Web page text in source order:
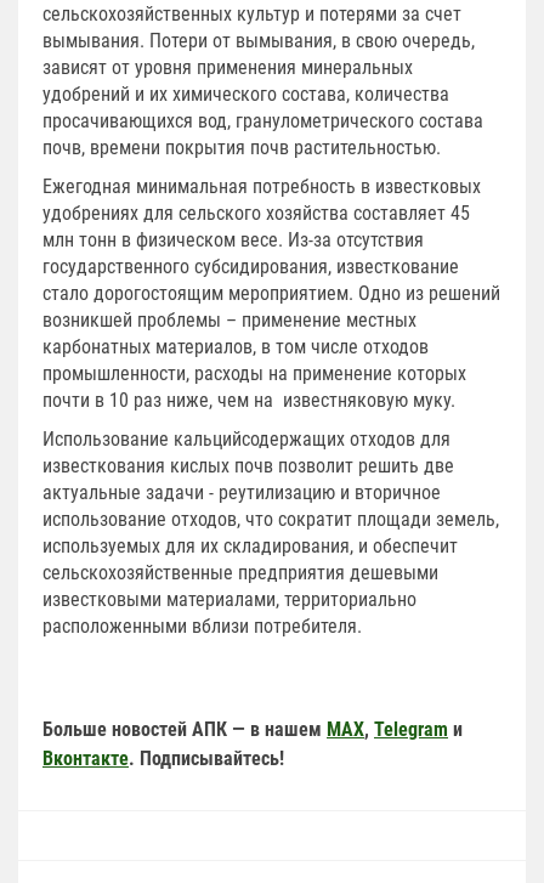
сельскохозяйственных культур и потерями за счет
вымывания. Потери от вымывания, в свою очередь,
зависят от уровня применения минеральных
удобрений и их химического состава, количества
просачивающихся вод, гранулометрического состава
почв, времени покрытия почв растительностью.
Ежегодная минимальная потребность в известковых
удобрениях для сельского хозяйства составляет 45
млн тонн в физическом весе. Из-за отсутствия
государственного субсидирования, известкование
стало дорогостоящим мероприятием. Одно из решений
возникшей проблемы – применение местных
карбонатных материалов, в том числе отходов
промышленности, расходы на применение которых
почти в 10 раз ниже, чем на известняковую муку.
Использование кальцийсодержащих отходов для
известкования кислых почв позволит решить две
актуальные задачи - реутилизацию и вторичное
использование отходов, что сократит площади земель,
используемых для их складирования, и обеспечит
сельскохозяйственные предприятия дешевыми
известковыми материалами, территориально
расположенными вблизи потребителя.
Больше новостей АПК — в нашем MAX, Telegram и
Вконтакте. Подписывайтесь!